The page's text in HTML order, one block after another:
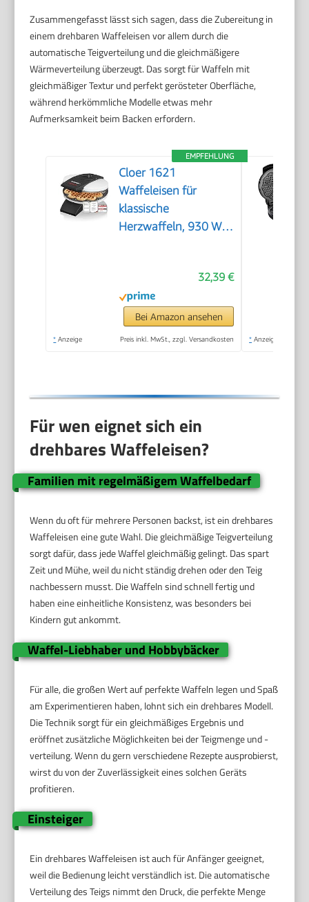
Zusammengefasst lässt sich sagen, dass die Zubereitung in
einem drehbaren Waffeleisen vor allem durch die
automatische Teigverteilung und die gleichmäßigere
Wärmeverteilung überzeugt. Das sorgt für Waffeln mit
gleichmäßiger Textur und perfekt gerösteter Oberfläche,
während herkömmliche Modelle etwas mehr
Aufmerksamkeit beim Backen erfordern.
EMPFEHLUNG
Cloer 1621
Waffeleisen für
klassische
Herzwaffeln, 930 W,
Bräunungsgrad, weiß,
Metall
32,39 €
Bei Amazon ansehen
* Anzeige Preis inkl. MwSt., zzgl. Versandkosten * Anzeige
Für wen eignet sich ein
drehbares Waffeleisen?
Familien mit regelmäßigem Waffelbedarf
Wenn du oft für mehrere Personen backst, ist ein drehbares
Waffeleisen eine gute Wahl. Die gleichmäßige Teigverteilung
sorgt dafür, dass jede Waffel gleichmäßig gelingt. Das spart
Zeit und Mühe, weil du nicht ständig drehen oder den Teig
nachbessern musst. Die Waffeln sind schnell fertig und
haben eine einheitliche Konsistenz, was besonders bei
Kindern gut ankommt.
Waffel-Liebhaber und Hobbybäcker
Für alle, die großen Wert auf perfekte Waffeln legen und Spaß
am Experimentieren haben, lohnt sich ein drehbares Modell.
Die Technik sorgt für ein gleichmäßiges Ergebnis und
eröffnet zusätzliche Möglichkeiten bei der Teigmenge und -
verteilung. Wenn du gern verschiedene Rezepte ausprobierst,
wirst du von der Zuverlässigkeit eines solchen Geräts
profitieren.
Einsteiger
Ein drehbares Waffeleisen ist auch für Anfänger geeignet,
weil die Bedienung leicht verständlich ist. Die automatische
Verteilung des Teigs nimmt den Druck, die perfekte Menge